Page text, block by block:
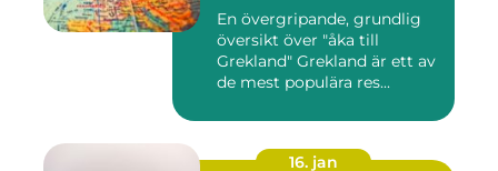
En övergripande, grundlig
översikt över "åka till
Grekland" Grekland är ett av
de mest populära res...
16. jan